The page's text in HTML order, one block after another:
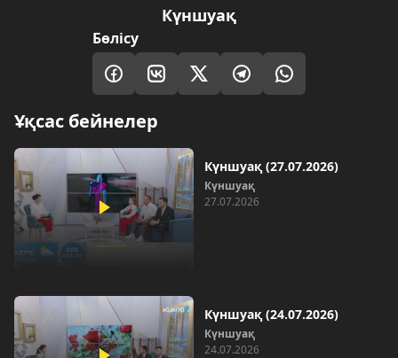
Күншуақ
Бөлісу
Ұқсас бейнелер
Күншуақ (27.07.2026)
Күншуақ
27.07.2026
Күншуақ (24.07.2026)
Күншуақ
24.07.2026